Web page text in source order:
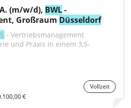
(m/w/d), BWL -
Großraum Düsseldorf
- Vertriebsmanagement
und Praxis in einem 3,5-
Vollzeit
€